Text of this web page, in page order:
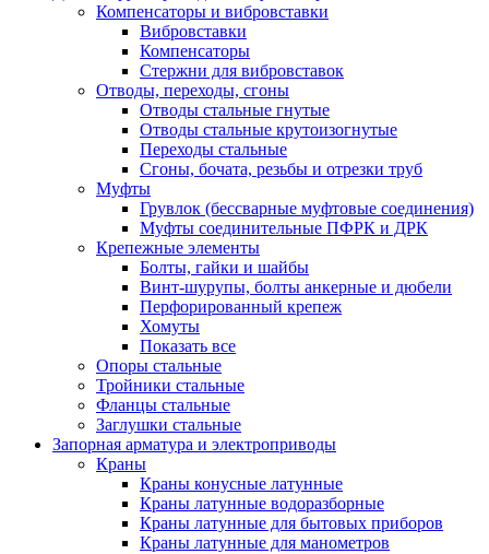
Компенсаторы и вибровставки
Вибровставки
Компенсаторы
Стержни для вибровставок
Отводы, переходы, сгоны
Отводы стальные гнутые
Отводы стальные крутоизогнутые
Переходы стальные
Сгоны, бочата, резьбы и отрезки труб
Муфты
Грувлок (бессварные муфтовые соединения)
Муфты соединительные ПФРК и ДРК
Крепежные элементы
Болты, гайки и шайбы
Винт-шурупы, болты анкерные и дюбели
Перфорированный крепеж
Хомуты
Показать все
Опоры стальные
Тройники стальные
Фланцы стальные
Заглушки стальные
Запорная арматура и электроприводы
Краны
Краны конусные латунные
Краны латунные водоразборные
Краны латунные для бытовых приборов
Краны латунные для манометров